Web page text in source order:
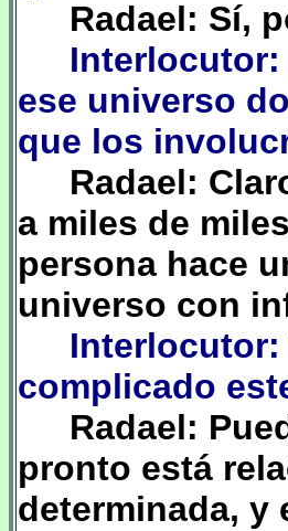
Radael: Sí,
Interlocutor:
ese universo
que los
Radael:
a miles de
persona hace
universo con
Interlocutor:
complicado
Radael:
pronto está
determinada, y